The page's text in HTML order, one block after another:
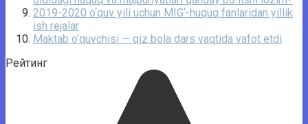
2019-2020 o‘quv yili uchun MIG‘-huquq fanlaridan yillik
ish rejalar
Maktab o‘quvchisi — qiz bola dars vaqtida vafot etdi
Рейтинг